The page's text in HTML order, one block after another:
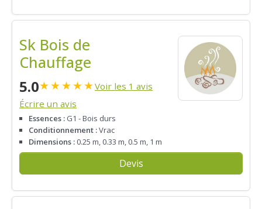
Sk Bois de
Chauffage
5.0★★★★★Voir les 1 avis
Écrire un avis
Essences : G1 - Bois durs
Conditionnement :Vrac
Dimensions : 0.25 m, 0.33 m, 0.5 m, 1 m
Devis